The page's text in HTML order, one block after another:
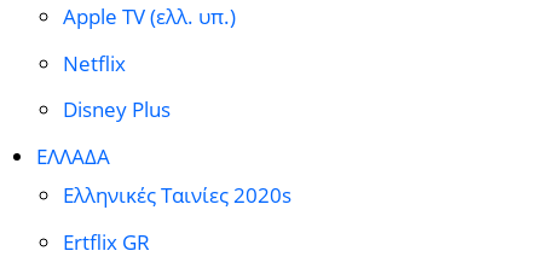
Apple TV (ελλ. υπ.)
Netflix
Disney Plus
ΕΛΛΑΔΑ
Ελληνικές Ταινίες 2020s
Ertflix GR